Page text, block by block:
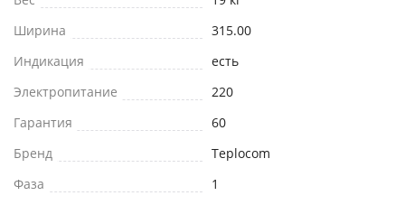
Ширина
315.00
Индикация
есть
Электропитание
220
Гарантия
60
Бренд
Teplocom
Фаза
1